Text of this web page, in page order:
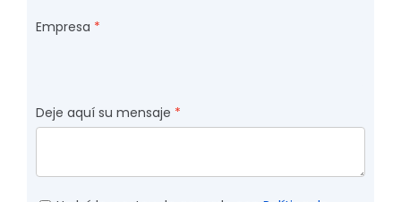
Empresa
Deje aquí su mensaje